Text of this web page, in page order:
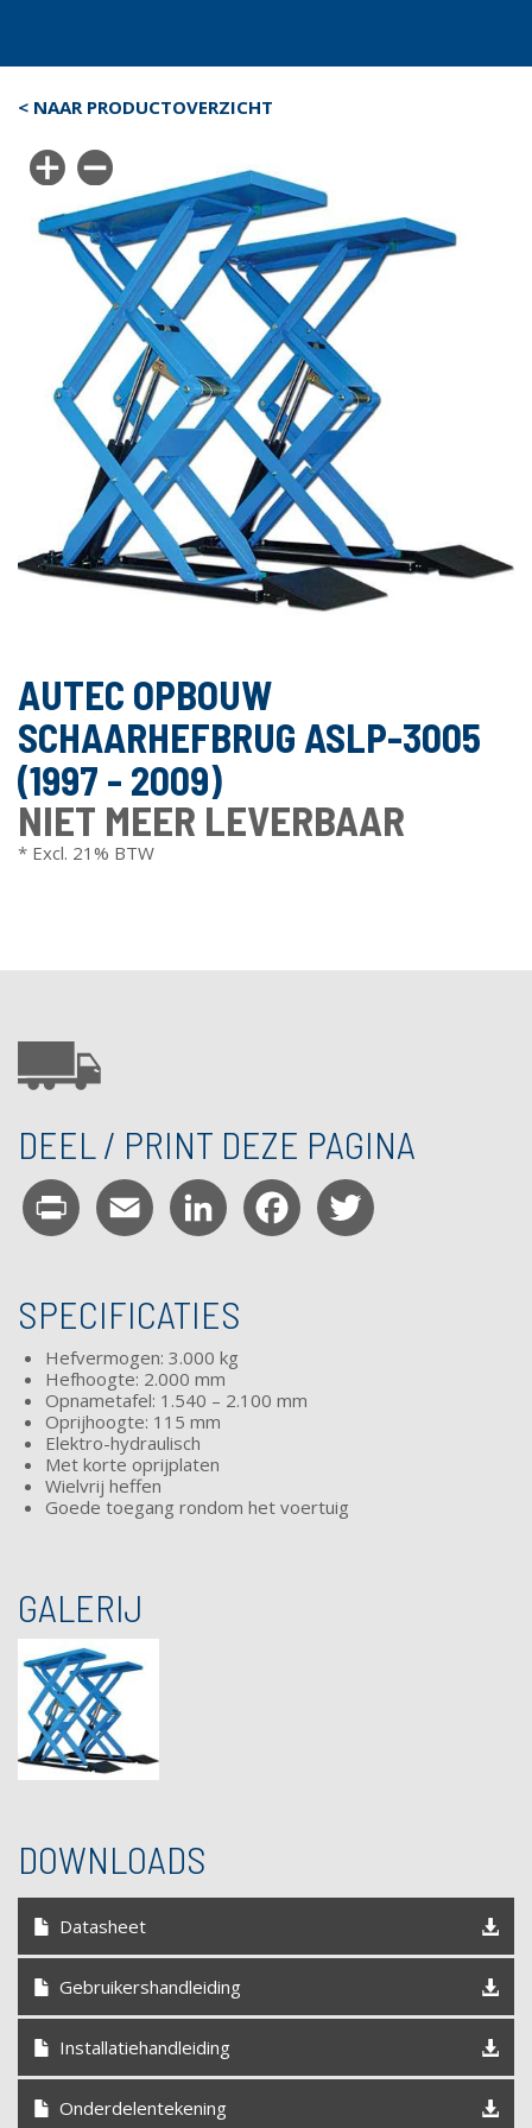
< NAAR PRODUCTOVERZICHT
AUTEC OPBOUW
SCHAARHEFBRUG ASLP-3005
(1997 - 2009)
NIET MEER LEVERBAAR
* Excl. 21% BTW
DEEL / PRINT DEZE PAGINA
Print Email LinkedInFacebook
SPECIFICATIES
Hefvermogen: 3.000 kg
Hefhoogte: 2.000 mm
Opnametafel: 1.540 – 2.100 mm
Oprijhoogte: 115 mm
Elektro-hydraulisch
Met korte oprijplaten
Wielvrij heffen
Goede toegang rondom het voertuig
GALERIJ
DOWNLOADS
Datasheet
Gebruikershandleiding
Installatiehandleiding
Onderdelentekening